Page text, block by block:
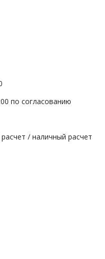
по согласованию
/ наличный расчет